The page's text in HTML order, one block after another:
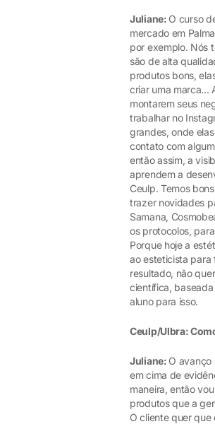
Juliane: O curso
mercado em
por exemplo. Nós
são de alta
produtos bons,
criar uma marca...
montarem seus
trabalhar no
grandes, onde
contato com
então assim, a
aprendem a
Ceulp. Temos
trazer novidades
Samana,
os protocolos,
Porque hoje a
ao esteticista para
resultado, não
científica,
aluno para isso.
Ceulp/Ulbra:
Juliane: O avanço
em cima de
maneira, então
produtos que a
O cliente quer